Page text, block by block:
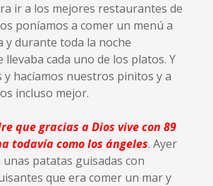
ir a los mejores restaurantes de
poníamos a comer un menú a
y durante toda la noche
llevaba cada uno de los platos. Y
y hacíamos nuestros pinitos y a
incluso mejor.
que gracias a Dios vive con 89
todavía como los ángeles. Ayer
patatas guisadas con
que era comer un mar y